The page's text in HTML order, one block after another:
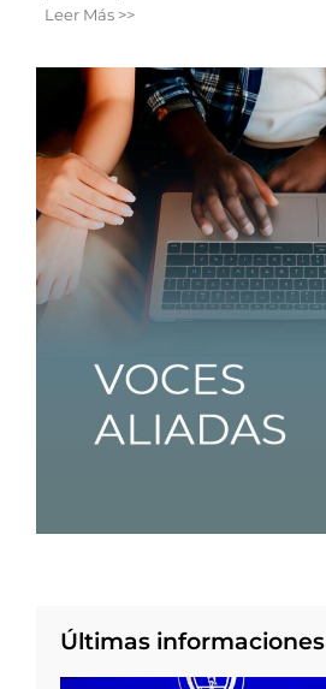
Leer Más >>
Últimas informaciones